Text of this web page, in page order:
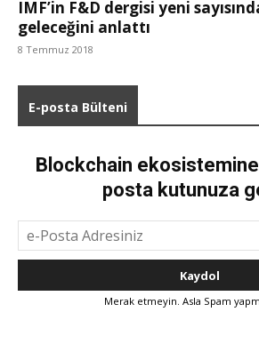
IMF’in F&D dergisi yeni
geleceğini anlattı
8 Temmuz 2018
E-posta Bülteni
Blockchain
posta kutunuza
Merak etmeyin. Asla Spam